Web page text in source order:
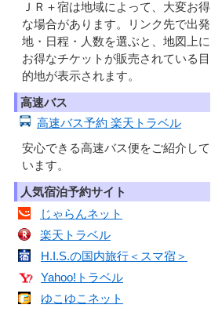
ＪＲ＋宿は地域によって、大変お得
な場合があります。リンク先で出発
地・日程・人数を選ぶと、地図上に
お得なチケットが販売されている目
的地が表示されます。
高速バス
高速バス予約 楽天トラベル
安心できる高速バス便をご紹介して
います。
人気宿泊予約サイト
じゃらんネット
楽天トラベル
H.I.S.の国内旅行＜スマ宿＞
Yahoo!トラベル
ゆこゆこネット